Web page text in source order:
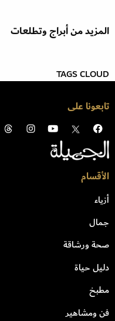
المزيد من أبراج وتطلعات
TAGS CLOUD
تابعونا على
الأقسام
أزياء
جمال
صحة ورشاقة
دليل حياة
مطبخ
فن ومشاهير